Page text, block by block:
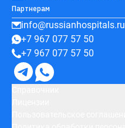
Партнерам
info@russianhospitals.ru
+7 967 077 57 50
+7 967 077 57 50